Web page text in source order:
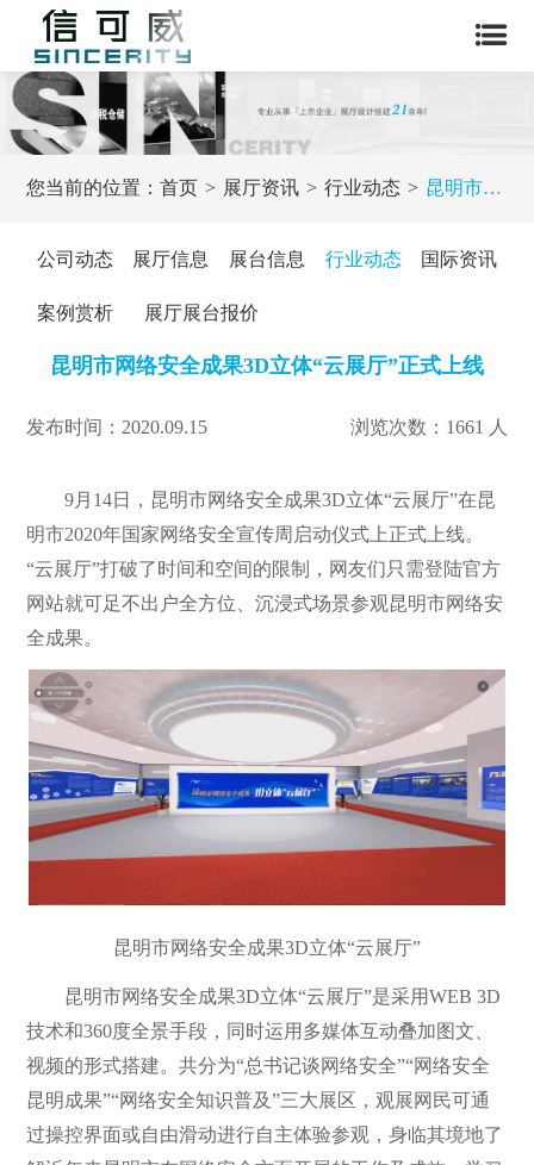
您当前的位置：首页 展厅资讯 行业动态 昆明市网络安全成果3D立体“云展厅”正式上线
公司动态 展厅信息 展台信息 行业动态 国际资讯
案例赏析 展厅展台报价
昆明市网络安全成果3D立体“云展厅”正式上线
发布时间：2020.09.15 浏览次数：1661 人
9月14日，昆明市网络安全成果3D立体“云展厅”在昆
明市2020年国家网络安全宣传周启动仪式上正式上线。
“云展厅”打破了时间和空间的限制，网友们只需登陆官方
网站就可足不出户全方位、沉浸式场景参观昆明市网络安
全成果。
昆明市网络安全成果3D立体“云展厅”
昆明市网络安全成果3D立体“云展厅”是采用WEB 3D
技术和360度全景手段，同时运用多媒体互动叠加图文、
视频的形式搭建。共分为“总书记谈网络安全”“网络安全
昆明成果”“网络安全知识普及”三大展区，观展网民可通
过操控界面或自由滑动进行自主体验参观，身临其境地了